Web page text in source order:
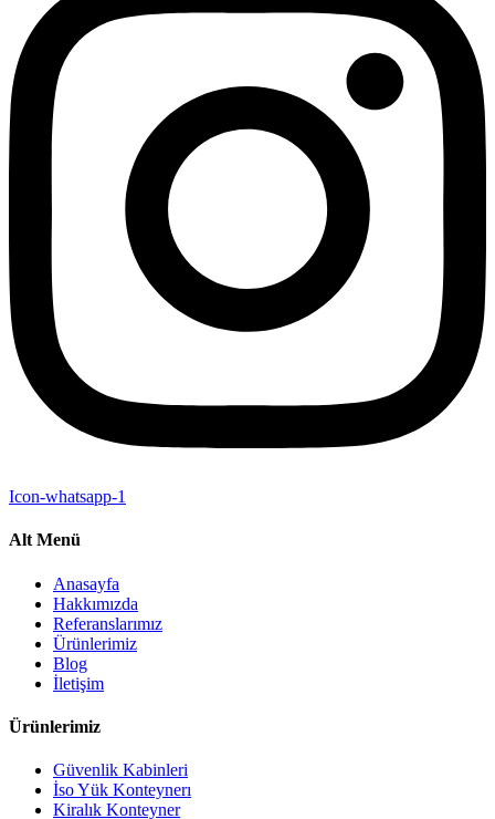
Icon-whatsapp-1
Alt Menü
Anasayfa
Hakkımızda
Referanslarımız
Ürünlerimiz
Blog
İletişim
Ürünlerimiz
Güvenlik Kabinleri
İso Yük Konteynerı
Kiralık Konteyner